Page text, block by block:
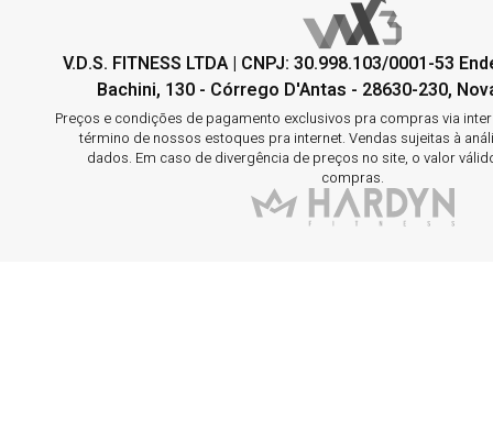
V.D.S. FITNESS LTDA | CNPJ: 30.998.103/0001-53
Bachini, 130 - Córrego D'Antas - 28630-230,
Preços e condições de pagamento exclusivos pra compras via
término de nossos estoques pra internet. Vendas sujeitas à
dados. Em caso de divergência de preços no site, o valor
compras.